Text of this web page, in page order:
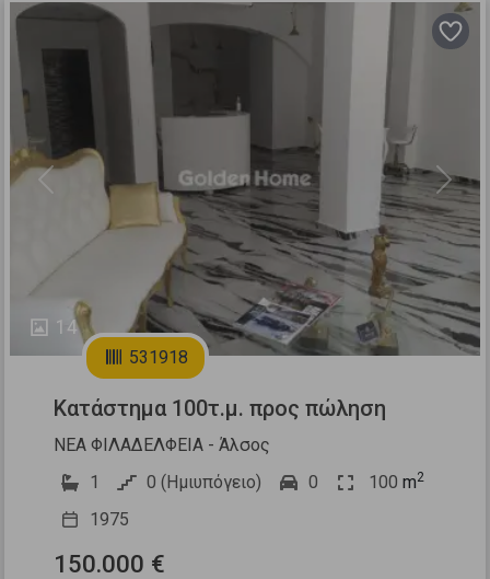
14
Previous Next
531918
Κατάστημα 100τ.μ. προς πώληση
ΝΕΑ ΦΙΛΑΔΕΛΦΕΙΑ - Άλσος
1
0 (Ημιυπόγειο) 0 100 m2
1975
150.000 €